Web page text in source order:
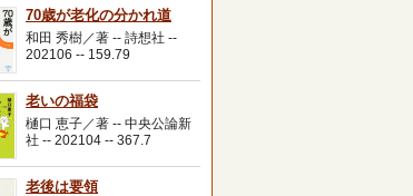
70歳が老化の分かれ道
和田 秀樹／著 -- 詩想社 --
202106 -- 159.79
老いの福袋
樋口 恵子／著 -- 中央公論新
社 -- 202104 -- 367.7
老後は要領